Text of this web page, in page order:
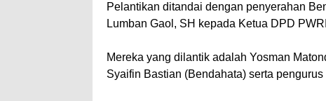
Pelantikan ditandai dengan penyerahan
Lumban Gaol, SH kepada Ketua DPD
Mereka yang dilantik adalah Yosman
Syaifin Bastian (Bendahata) serta pengurus